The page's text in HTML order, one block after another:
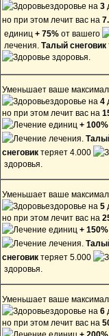
здоровье на 3
но при этом лечит вас на
единиц + 75% от вашего
лечения. Талый снеговик
здоровья.
Уменьшает ваше
здоровье на 4
но при этом лечит вас на
единиц + 100%
лечения.
снеговик теряет 4.000
здоровья.
Уменьшает ваше
здоровье на 5
но при этом лечит вас на
единиц + 150%
лечения.
снеговик теряет 5.000
здоровья.
Уменьшает ваше
здоровье на 6
но при этом лечит вас на